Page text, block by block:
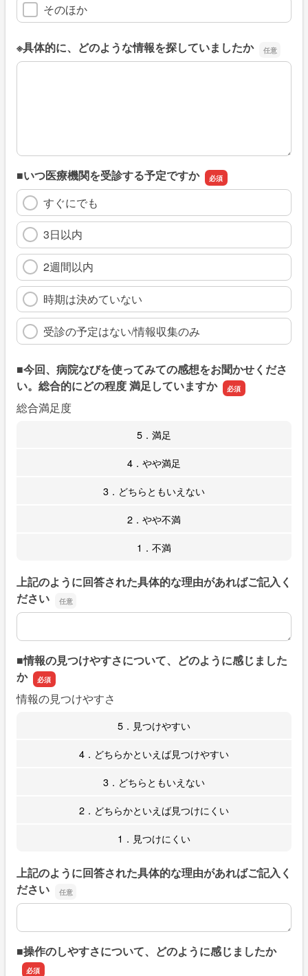
そのほか
※具体的に、どのような情報を探していましたか
※具体的に、どのような情報を探していましたか
■いつ医療機関を受診する予定ですか
すぐにでも
3日以内
2週間以内
時期は決めていない
受診の予定はない/情報収集のみ
■今回、病院なびを使ってみての感想をお聞かせくださ
い。総合的にどの程度 満足していますか
総合満足度
5．満足
4．やや満足
3．どちらともいえない
2．やや不満
1．不満
上記のように回答された具体的な理由があればご記入く
ださい
上記のように回答された具体的な理由があればご記入くだ
■情報の見つけやすさについて、どのように感じました
か
情報の見つけやすさ
5．見つけやすい
4．どちらかといえば見つけやすい
3．どちらともいえない
2．どちらかといえば見つけにくい
1．見つけにくい
上記のように回答された具体的な理由があればご記入く
ださい
上記のように回答された具体的な理由があればご記入くだ
■操作のしやすさについて、どのように感じましたか